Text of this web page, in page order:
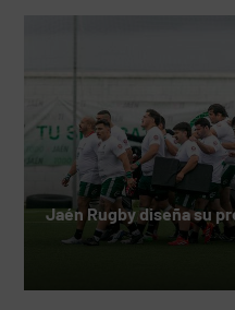
Jaén Rugby diseña su